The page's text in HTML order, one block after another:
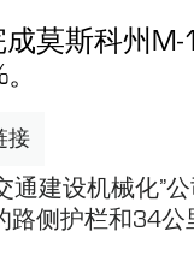
莫斯科州
接
通建设机械化”
侧护栏和34